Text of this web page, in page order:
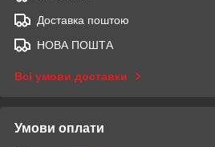
Доставка поштою
НОВА ПОШТА
Всі умови доставки
Умови оплати